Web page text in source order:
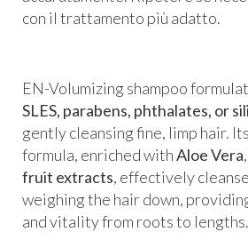
con il trattamento più adatto.
EN-Volumizing shampoo
SLES, parabens, phthalates, or
gently cleansing fine, limp hair.
formula, enriched withAloe Vera,
fruit extracts, effectively
weighing the hair down,
and vitality from roots to lengths.